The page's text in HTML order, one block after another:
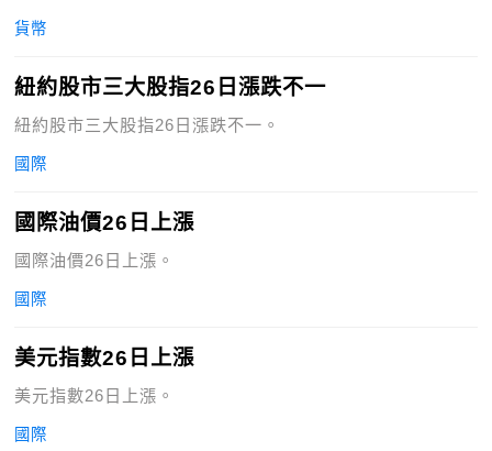
貨幣
紐約股市三大股指26日漲跌不一
紐約股市三大股指26日漲跌不一。
國際
國際油價26日上漲
國際油價26日上漲。
國際
美元指數26日上漲
美元指數26日上漲。
國際